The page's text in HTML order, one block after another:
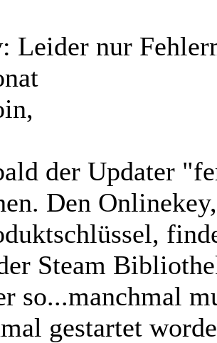
Leider nur
der Updater
Den
Steam
so...manchmal
gestartet